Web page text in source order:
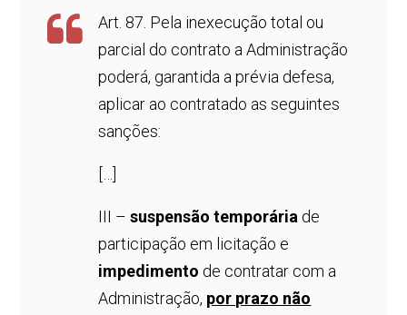
Art. 87. Pela inexecução total ou
parcial do contrato a Administração
poderá, garantida a prévia defesa,
aplicar ao contratado as seguintes
sanções:
III –suspensão temporária de
participação em licitação e
impedimento de contratar com a
Administração, por prazo não